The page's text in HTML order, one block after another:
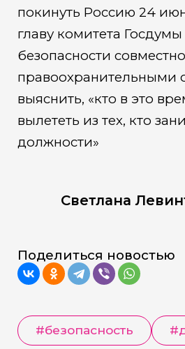
покинуть Россию 24
главу комитета
безопасности
правоохранительными
выяснить, «кто в это
вылететь из тех, кто
должности»
Светлана
Поделиться новостью
#безопасность